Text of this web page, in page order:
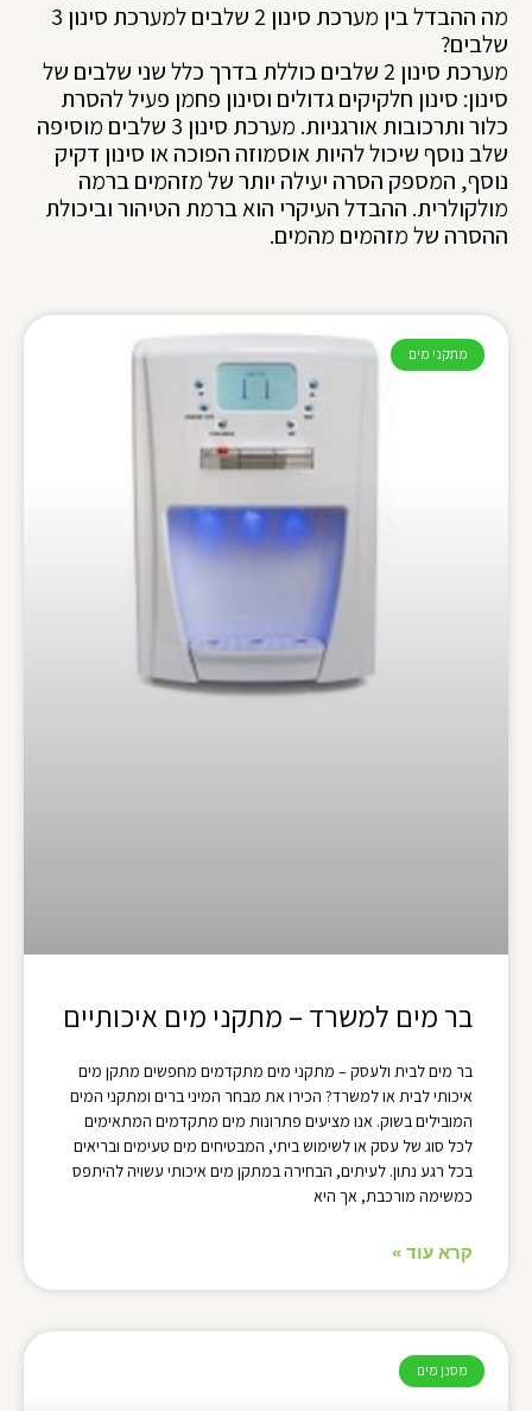
מה ההבדל בין מערכת סינון 2 שלבים למערכת סינון 3
שלבים?
מערכת סינון 2 שלבים כוללת בדרך כלל שני שלבים של
סינון: סינון חלקיקים גדולים וסינון פחמן פעיל להסרת
כלור ותרכובות אורגניות. מערכת סינון 3 שלבים מוסיפה
שלב נוסף שיכול להיות אוסמוזה הפוכה או סינון דקיק
נוסף, המספק הסרה יעילה יותר של מזהמים ברמה
מולקולרית. ההבדל העיקרי הוא ברמת הטיהור וביכולת
ההסרה של מזהמים מהמים.
מתקני מים
בר מים למשרד – מתקני מים איכותיים
בר מים לבית ולעסק – מתקני מים מתקדמים מחפשים מתקן מים
איכותי לבית או למשרד? הכירו את מבחר המיני ברים ומתקני המים
המובילים בשוק. אנו מציעים פתרונות מים מתקדמים המתאימים
לכל סוג של עסק או לשימוש ביתי, המבטיחים מים טעימים ובריאים
בכל רגע נתון. לעיתים, הבחירה במתקן מים איכותי עשויה להיתפס
כמשימה מורכבת, אך היא
קרא עוד »
מסנן מים